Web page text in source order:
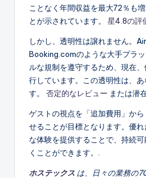
ことなく年間収益を最大72％も
とが示されています。 星4.8の評
しかし、透明性は譲れません。
Booking.comのような大手プラ
ルな規制を遵守するため、現在
行しています。この透明性は、
す。 否定的なレビュー または潜
ゲストの視点を「追加費用」か
せることが目標となります。優
な体験を提供することで、持続
くことができます。.
ホステックス は、日々の業務の